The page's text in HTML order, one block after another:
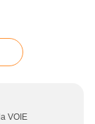
VOIE